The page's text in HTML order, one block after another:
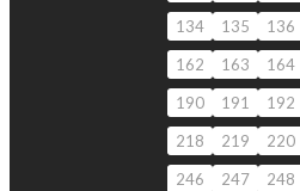
134
135 136
162
163 164
190
191 192
218
219 220
246
247 248